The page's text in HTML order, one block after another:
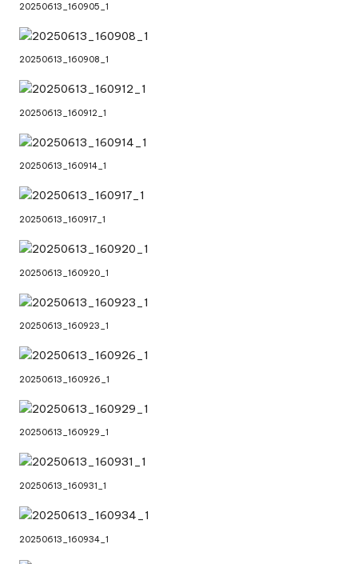
20250613_160905_1
20250613_160908_1
20250613_160912_1
20250613_160914_1
20250613_160917_1
20250613_160920_1
20250613_160923_1
20250613_160926_1
20250613_160929_1
20250613_160931_1
20250613_160934_1